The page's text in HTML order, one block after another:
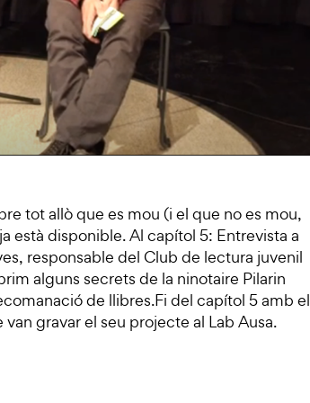
tot allò que es mou (i el que no es mou,
està disponible. Al capítol 5: Entrevista a
responsable del Club de lectura juvenil
alguns secrets de la ninotaire Pilarin
de llibres.Fi del capítol 5 amb el
gravar el seu projecte al Lab Ausa.